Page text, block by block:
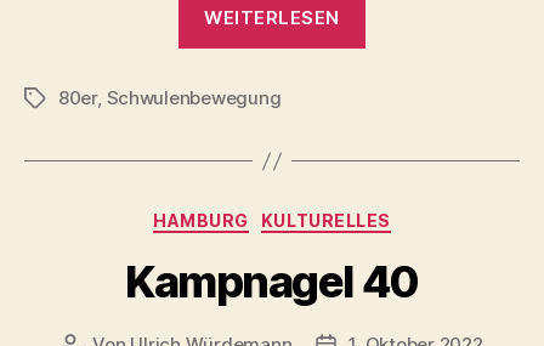
WEITERLESEN
’schwulen
in
Großenkneten“
Schlagwörter
80er, Schwulenbewegung
Kategorien
HAMBURG KULTURELLES
Kampnagel 40